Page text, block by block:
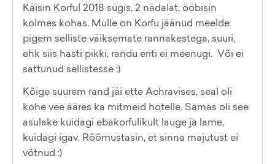
Käisin Korful 2018 sügis, 2 nädalat, ööbisin
kolmes kohas. Mulle on Korfu jäänud meelde
pigem selliste väiksemate rannakestega, suuri,
ehk siis hästi pikki, randu eriti ei meenugi. Või ei
sattunud sellistesse :)
Kõige suurem rand jäi ette Achravises, seal oli
kohe vee ääres ka mitmeid hotelle. Samas oli see
asulake kuidagi ebakorfulikult lauge ja lame,
kuidagi igav. Rõõmustasin, et sinna majutust ei
võtnud :)